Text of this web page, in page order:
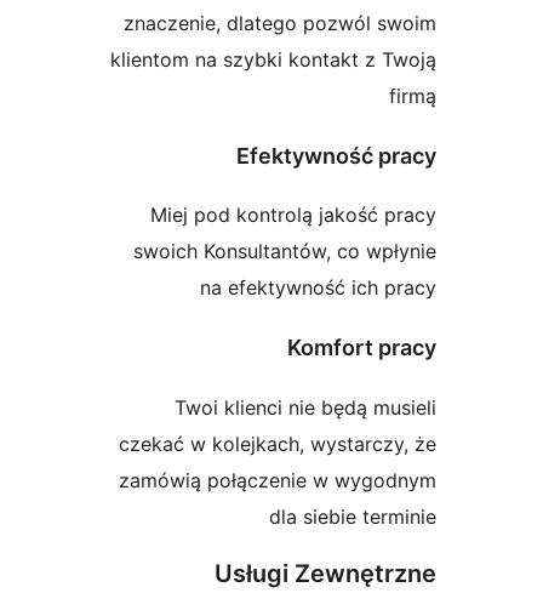
znaczenie, dlatego pozwól
klientom na szybki kontakt z
Efektywność
Miej pod kontrolą jakość
swoich Konsultantów, co
na efektywność ich
Komfort
Twoi klienci nie będą
czekać w kolejkach,
zamówią połączenie w
dla siebie
Usługi